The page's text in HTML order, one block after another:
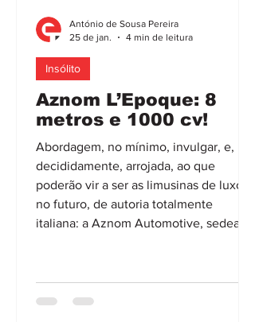
Aznom L’Epoque: 8
metros e 1000 cv!
Abordagem, no mínimo, invulgar, e,
decididamente, arrojada, ao que
poderão vir a ser as limusinas de luxo
no futuro, de autoria totalmente
italiana: a Aznom Automotive, sedeada
L’Epoque. Um automóvel com cerca de
8 m de comprimento (!), e um visual
Insólito
António de Sousa Pereira
25 de jan.
4 min de leitura